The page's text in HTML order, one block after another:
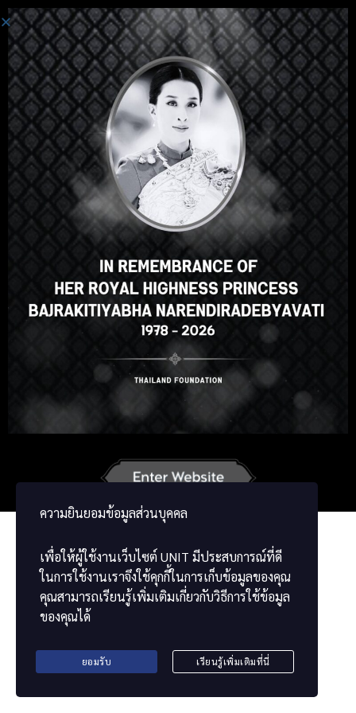
Авторизация
Привет, отличный курс,
правда? Вам нравится этот
курс?
ЗАЧИСЛЕНИЕ НА КУРС
ความยินยอมข้อมูลส่วนบุคคล
เพื่อให้ผู้ใช้งานเว็บไซต์ UNIT มีประสบการณ์ที่ดี
ในการใช้งานเราจึงใช้คุกกี้ในการเก็บข้อมูลของคุณ
คุณสามารถเรียนรู้เพิ่มเติมเกี่ยวกับวิธีการใช้ข้อมูล
ของคุณได้
ยอมรับ เรียนรู้เพิ่มเติมที่นี่
Select your language
English ภาษาไทย
Japanese German
Chinese
ខ្មែរ